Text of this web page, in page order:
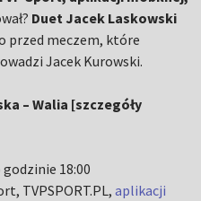
Duet Jacek Laskowski
przed meczem, które
Jacek Kurowski.
– Walia [szczegóły
18:00
TVPSPORT.PL,aplikacji